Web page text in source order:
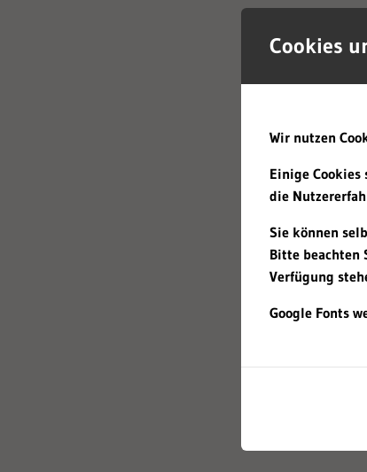
Cookies
Wir nutzen
Einige
die
Sie können
Bitte beachten
Verfügung
Google Fonts